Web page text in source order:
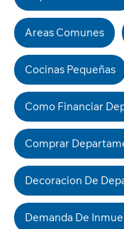
Areas Comunes
Cocinas Pequeñas
Como Financiar
Comprar
Decoracion De
Demanda De